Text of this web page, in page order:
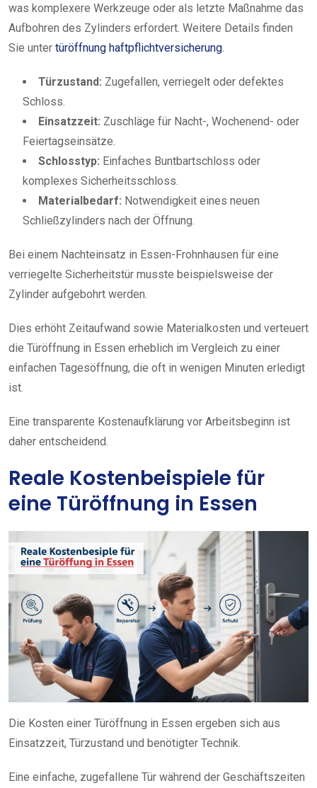
was komplexere Werkzeuge oder als letzte Maßnahme das
Aufbohren des Zylinders erfordert. Weitere Details finden
Sie unter türöffnung haftpflichtversicherung
Türzustand: Zugefallen, verriegelt oder defektes
Schloss.
Einsatzzeit: Zuschläge für Nacht-, Wochenend- oder
Feiertagseinsätze.
Schlosstyp: Einfaches Buntbartschloss oder
komplexes Sicherheitsschloss.
Materialbedarf: Notwendigkeit eines neuen
Schließzylinders nach der Öffnung.
Bei einem Nachteinsatz in Essen-Frohnhausen für eine
verriegelte Sicherheitstür musste beispielsweise der
Zylinder aufgebohrt werden.
Dies erhöht Zeitaufwand sowie Materialkosten und verteuert
die Türöffnung in Essen erheblich im Vergleich zu einer
einfachen Tagesöffnung, die oft in wenigen Minuten erledigt
ist.
Eine transparente Kostenaufklärung vor Arbeitsbeginn ist
daher entscheidend.
Reale Kostenbeispiele für
eine Türöffnung in Essen
Die Kosten einer Türöffnung in Essen ergeben sich aus
Einsatzzeit, Türzustand und benötigter Technik.
Eine einfache, zugefallene Tür während der Geschäftszeiten